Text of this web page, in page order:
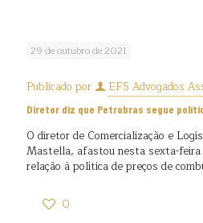
29 de outubro de 2021
Publicado por EFS Advogados
Diretor diz que Petrobras segue
O diretor de Comercialização e
Mastella, afastou nesta sexta-feira
relação à política de preços de
0